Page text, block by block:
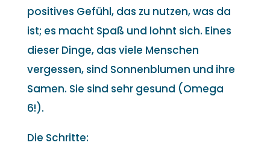
positives Gefühl, das zu nutzen, was da
ist; es macht Spaß und lohnt sich. Eines
dieser Dinge, das viele Menschen
vergessen, sind Sonnenblumen und ihre
Samen. Sie sind sehr gesund (Omega
6!).
Die Schritte: